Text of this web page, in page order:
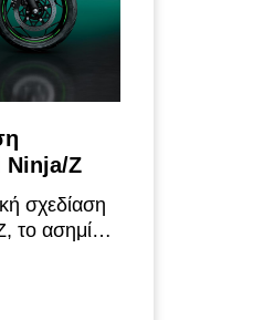
Ninja/Z
σχεδίαση
το ασημί
της